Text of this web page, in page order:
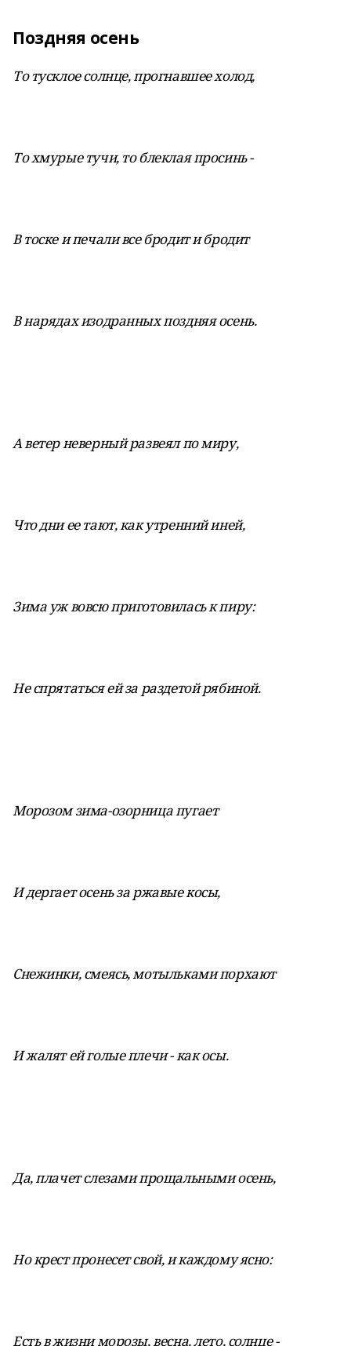
Поздняя осень
То тусклое солнце, прогнавшее холод,
То хмурые тучи, то блеклая просинь -
В тоске и печали все бродит и бродит
В нарядах изодранных поздняя осень.
А ветер неверный развеял по миру,
Что дни ее тают, как утренний иней,
Зима уж вовсю приготовилась к пиру:
Не спрятаться ей за раздетой рябиной.
Морозом зима-озорница пугает
И дергает осень за ржавые косы,
Снежинки, смеясь, мотыльками порхают
И жалят ей голые плечи - как осы.
Да, плачет слезами прощальными осень,
Но крест пронесет свой, и каждому ясно:
Есть в жизни морозы, весна, лето, солнце -